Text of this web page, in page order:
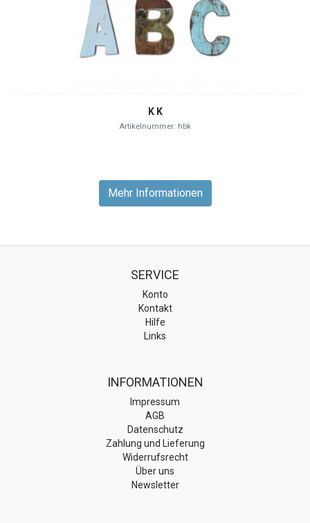
K K
Artikelnummer: hbk
Mehr Informationen
SERVICE
Konto
Kontakt
Hilfe
Links
INFORMATIONEN
Impressum
AGB
Datenschutz
Zahlung und Lieferung
Widerrufsrecht
Über uns
Newsletter